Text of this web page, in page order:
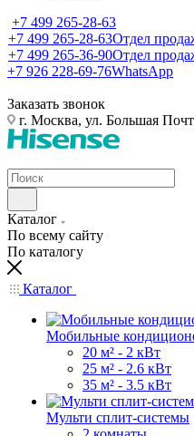
+7 499 265-28-63
+7 499 265-28-63Отдел
+7 499 265-36-90Отдел
+7 926 228-69-76WhatsApp
Заказать звонок
г. Москва, ул. Большая
Каталог
По всему сайту
По каталогу
Каталог
Мобильные
20 м² - 2 кВт
25 м² - 2.6 кВт
35 м² - 3.5 кВт
Мульти сплит-системы